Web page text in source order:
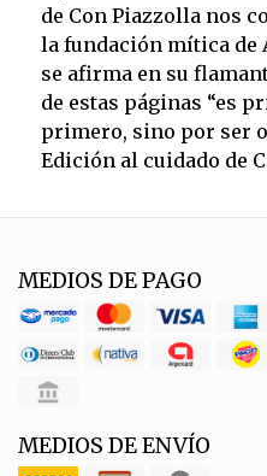
de Con Piazzolla nos
la fundación mítica de
se afirma en su
de estas páginas “es
primero, sino por ser
Edición al cuidado de
MEDIOS DE PAGO
MEDIOS DE ENVÍO